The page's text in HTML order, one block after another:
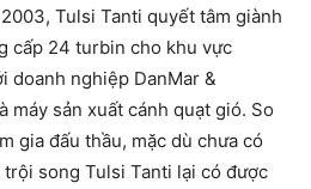
Tulsi Tanti quyết tâm giành
cấp 24 turbin cho khu vực
doanh nghiệp DanMar &
máy sản xuất cánh quạt gió. So
gia đấu thầu, mặc dù chưa có
song Tulsi Tanti lại có được